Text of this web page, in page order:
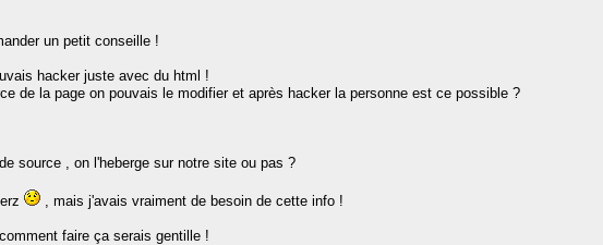
un petit conseille !
hacker juste avec du html !
de la page on pouvais le modifier et après hacker la personne est ce possible ?
source , on l'heberge sur notre site ou pas ?
, mais j'avais vraiment de besoin de cette info !
faire ça serais gentille !